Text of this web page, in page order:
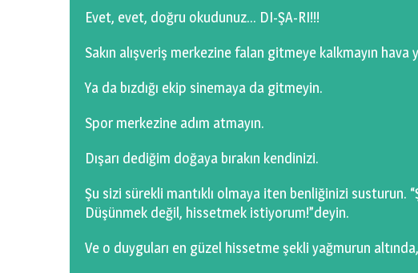
Evet, evet, doğru okudunuz… DI-ŞA-RI!!!
Sakın alışveriş merkezine falan gitmeye kalkmayın hava
Ya da bızdığı ekip sinemaya da gitmeyin.
Spor merkezine adım atmayın.
Dışarı dediğim doğaya bırakın kendinizi.
Şu sizi sürekli mantıklı olmaya iten benliğinizi susturun.
Düşünmek değil, hissetmek istiyorum!”deyin.
Ve o duyguları en güzel hissetme şekli yağmurun